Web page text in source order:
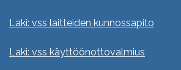
Laki: vss laitteiden kunnossapito
Laki: vss käyttöönottovalmius